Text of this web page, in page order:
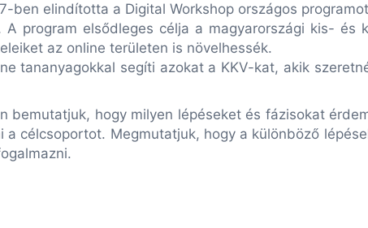
ben elindította a Digital Workshop országos
program elsődleges célja a magyarországi kis- és
az online területen is növelhessék.
tananyagokkal segíti azokat a KKV-kat, akik
bemutatjuk, hogy milyen lépéseket és fázisokat
célcsoportot. Megmutatjuk, hogy a különböző